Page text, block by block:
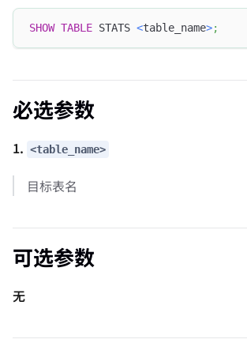
SHOW TABLE STATS <table_name>;
必选参数
1. <table_name>
目标表名
可选参数
无